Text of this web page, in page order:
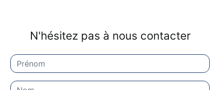
N'hésitez pas à nous contacter